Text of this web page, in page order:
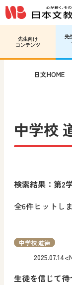
メインコンテンツ
サブコンテンツへ
先生向け
コンテンツ
先
日文HOME
中学校
検索結果：第2
全6件ヒットし
生徒を信じて待
2025.07.14
中学校 道徳